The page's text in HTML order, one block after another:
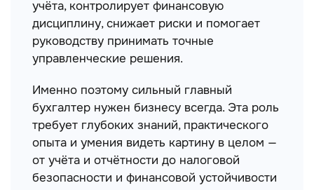
за отчётность и налоги. Он выстраивает
систему бухгалтерского и налогового
учёта, контролирует финансовую
дисциплину, снижает риски и помогает
управленческие решения.
Именно поэтому сильный главный
бухгалтер нужен бизнесу всегда. Эта роль
требует глубоких знаний, практического
опыта и умения видеть картину в целом —